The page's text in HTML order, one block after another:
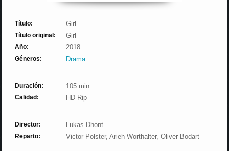
Título: Girl
Título original: Girl
Año: 2018
Géneros: Drama
Duración: 105 min.
Calidad: HD Rip
Director: Lukas Dhont
Reparto: Victor Polster, Arieh Worthalter, Oliver Bodart